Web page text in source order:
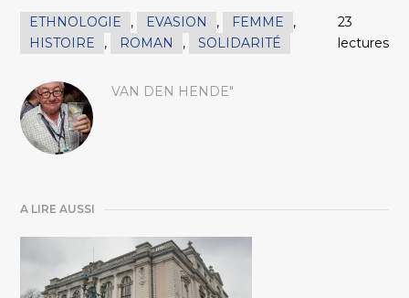
ETHNOLOGIE , EVASION , FEMME
,
HISTOIRE
, ROMAN , SOLIDARITÉ
23
lectures
VAN DEN HENDE"
A LIRE AUSSI